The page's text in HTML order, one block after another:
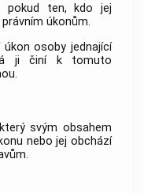
pokud ten, kdo jej
úkonům.
úkon osoby jednající
ji činí k tomuto
svým obsahem
nebo jej obchází